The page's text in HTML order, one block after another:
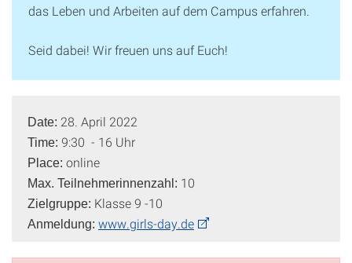
das Leben und Arbeiten auf dem Campus erfahren.
Seid dabei! Wir freuen uns auf Euch!
Date: 28. April 2022
Time: 9:30 - 16 Uhr
Place: online
Max. Teilnehmerinnenzahl: 10
Zielgruppe: Klasse 9 -10
Anmeldung: www.girls-day.de